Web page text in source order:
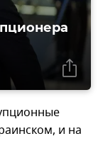
и на